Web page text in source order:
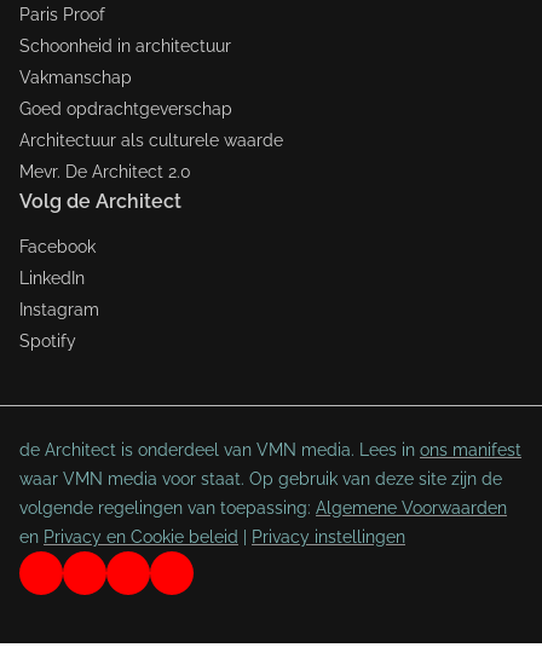
Paris Proof
Schoonheid in architectuur
Vakmanschap
Goed opdrachtgeverschap
Architectuur als culturele waarde
Mevr. De Architect 2.0
Volg de Architect
Facebook
LinkedIn
Instagram
Spotify
de Architect is onderdeel van VMN media. Lees in ons manifest
waar VMN media voor staat. Op gebruik van deze site zijn de
volgende regelingen van toepassing: Algemene Voorwaarden
en Privacy en Cookie beleid Privacy instellingen